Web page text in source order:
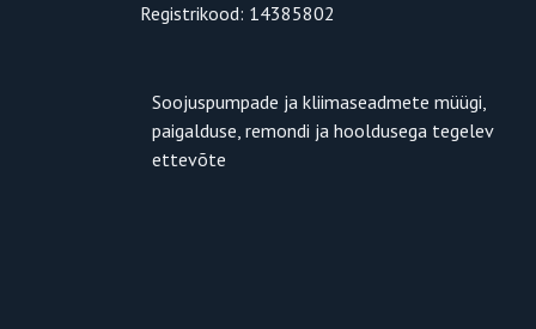
Registrikood: 14385802
Soojuspumpade ja kliimaseadmete müügi,
paigalduse, remondi ja hooldusega tegelev
ettevõte